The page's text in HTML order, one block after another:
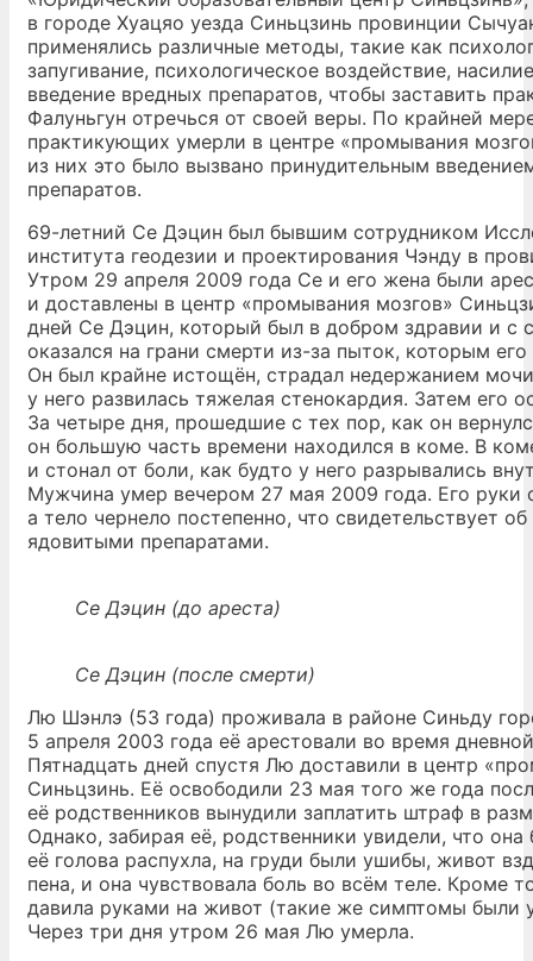
в городе Хуацяо уезда Синьцзинь провинции
применялись различные методы, такие как
запугивание, психологическое воздействие,
введение вредных препаратов, чтобы заставить
Фалуньгун отречься от своей веры. По крайней
практикующих умерли в центре «промывания
из них это было вызвано принудительным
препаратов.
69-летний Се Дэцин был бывшим сотрудником
института геодезии и проектирования Чэнду в
Утром 29 апреля 2009 года Се и его жена были
и доставлены в центр «промывания мозгов»
дней Се Дэцин, который был в добром здравии и
оказался на грани смерти из-за пыток, которым его
Он был крайне истощён, страдал недержанием
у него развилась тяжелая стенокардия. Затем его
За четыре дня, прошедшие с тех пор, как он
он большую часть времени находился в коме. В
и стонал от боли, как будто у него разрывались
Мужчина умер вечером 27 мая 2009 года. Его руки
а тело чернело постепенно, что свидетельствует
ядовитыми препаратами.
Се Дэцин (до ареста)
Се Дэцин (после смерти)
Лю Шэнлэ (53 года) проживала в районе Синьду
5 апреля 2003 года её арестовали во время
Пятнадцать дней спустя Лю доставили в центр
Синьцзинь. Её освободили 23 мая того же года
её родственников вынудили заплатить штраф в
Однако, забирая её, родственники увидели, что она
её голова распухла, на груди были ушибы, живот
пена, и она чувствовала боль во всём теле. Кроме
давила руками на живот (такие же симптомы были
Через три дня утром 26 мая Лю умерла.